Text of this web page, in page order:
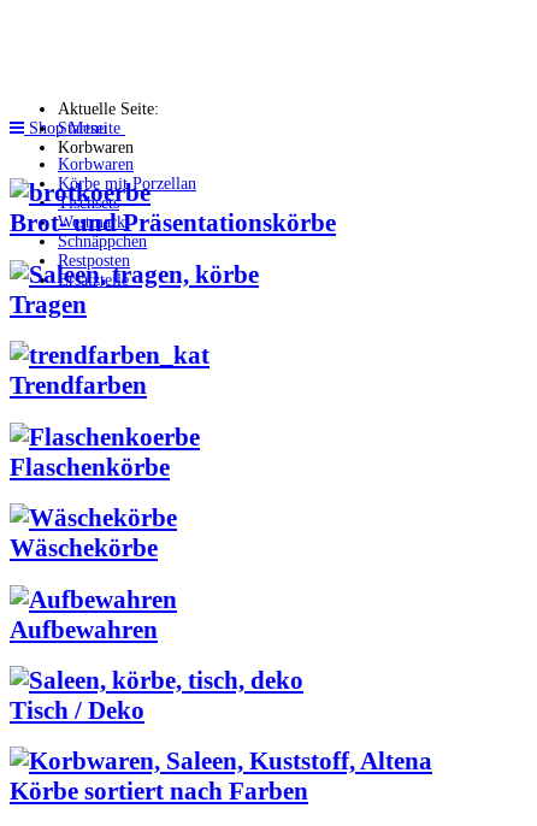
Shop Menu
Korbwaren
Körbe mit Porzellan
Tischsets
Westmark
Schnäppchen
Restposten
Ersatzteile
Aktuelle Seite:
Startseite
Korbwaren
Brot- und Präsentationskörbe
Tragen
Trendfarben
Flaschenkörbe
Wäschekörbe
Aufbewahren
Tisch / Deko
Körbe sortiert nach Farben